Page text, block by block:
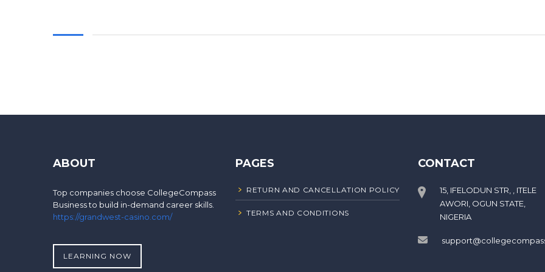
ABOUT
Top companies choose CollegeCompass
Business to build in-demand career skills.
https://grandwest-casino.com/
LEARNING NOW
PAGES
RETURN AND CANCELLATION POLICY
TERMS AND CONDITIONS
CONTACT
15, IFELODUN STR, , ITELE
AWORI, OGUN STATE,
NIGERIA